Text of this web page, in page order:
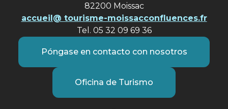
82200 Moissac
accueil@ tourisme-moissacconfluences.fr
Tel. 05 32 09 69 36
Póngase en contacto con nosotros
Oficina de Turismo